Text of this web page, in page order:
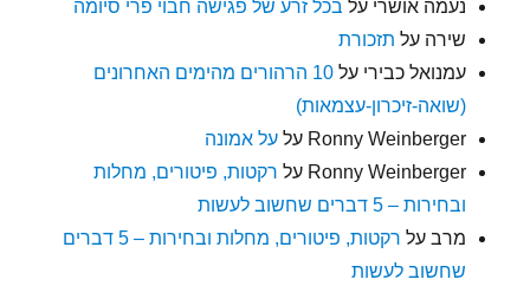
נעמה אושרי על בכל זרע של פגישה חבוי פרי סיומה
שירה על תזכורת
עמנואל כבירי על
10 הרהורים מהימים האחרונים
(שואה-זיכרון-עצמאות)
Ronny Weinberger עלעל אמונה
Ronny Weinberger על רקטות, פיטורים, מחלות
ובחירות – 5 דברים שחשוב לעשות
מרב על
רקטות, פיטורים, מחלות ובחירות – 5 דברים
שחשוב לעשות